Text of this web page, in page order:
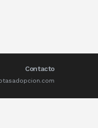
Contacto